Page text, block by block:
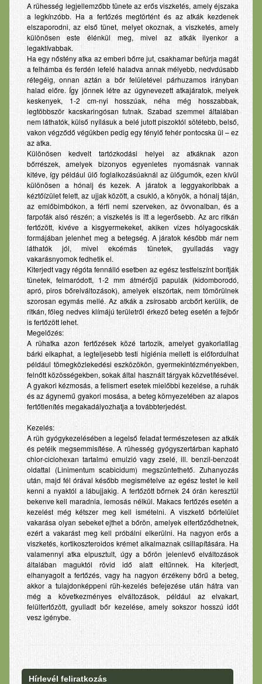
Elérhetőség
A rühesség legjellemzőbb tünete az erős viszketés, amely éjszaka
a legkínzóbb. Ha a fertőzés megtörtént és az atkák kezdenek
elszaporodni, az első tünet, melyet okoznak, a viszketés, amely
különösen este élénkül meg, mivel az atkák ilyenkor a
legaktívabbak.
Ha egy nőstény atka az emberi bőrre jut, csakhamar befúrja magát
a felhámba és ferdén lefelé haladva annak mélyebb, nedvdúsabb
rétegéig, onnan aztán a bőr felületével párhuzamos irányban
halad előre. Így jönnek létre az úgynevezett atkajáratok, melyek
keskenyek, 1-2 cm-nyi hosszúak, néha még hosszabbak,
legtöbbször kacskaringósan futnak. Szabad szemmel általában
nem láthatók, külső nyílásuk a belé jutott piszoktól sötétebb, belső,
vakon végződő végükben pedig egy fénylő fehér pontocska ül – ez
az atka.
Különösen kedvelt tartózkodási helyei az atkáknak azon
bőrrészek, amelyek bizonyos egyenletes nyomásnak vannak
kitéve, így például ülő foglalkozásúaknál az ülőgumók, ezen kívül
különösen a hónalj és kezek. A járatok a leggyakoribbak a
kéztőízület felett, az ujjak között, a csukló, a könyök, a hónalj táján,
az emlőbimbókon, a férfi nemi szerveken, az övvonalban, és a
farpofák alsó részén; a viszketés is itt a legerősebb. Az arc ritkán
fertőzött, kivéve a kisgyermekeket, akiken vizes hólyagocskák
formájában jelenhet meg a betegség. A járatok később már nem
láthatók jól, mivel ekcémás tünetek, gyulladás vagy
vakarásnyomok fedhetik el.
Kiterjedt vagy régóta fennálló esetben az egész testfelszínt borítják
tünetek, felmaródott, 1-2 mm átmérőjű papulák (kidomborodó,
apró, piros bőrelváltozások), amelyek elszórtak, nem tömörülnek
szorosan egymás mellé. Az atkák a zsírosabb arcbőrt kerülik, de
ritkán, főleg nedves klímájú területről érkező beteg esetén a fejbőr
is fertőzött lehet.
Megelőzés:
A rühatka azon fertőzések közé tartozik, amelyet gyakorlatilag
bárki elkaphat, a legteljesebb testi higiénia mellett is előfordulhat
például tömegközlekedési eszközökön, gyermekintézményekben,
felnőtt közösségekben, sokak által használt tárgyak közvetítésével.
A gyakori kézmosás, a felismert esetek mielőbbi kezelése, a ruhák
és az ágynemű gyakori mosása, a beteg környezetében az alapos
fertőtlenítés megakadályozhatja a továbbterjedést.
Kezelés:
A rüh gyógykezelésében a legelső feladat természetesen az atkák
és petéik megsemmisítése. A rühesség gyógyszertárban kapható
chlor-ciclohexan tartalmú emulzió vagy zselé, ill. benzil-benzoát
oldattal (Linimentum scabicidum) megszüntethető. Zuhanyozás
után, majd fél órával később megismételve az egész testet le kell
kenni a nyaktól a lábujjakig. A fertőzött bőrnek 24 órán keresztül
bekenve kell maradnia, lemosás nélkül. Makacs fertőzés esetén a
kezelést még kétszer meg kell ismételni. A viszkető bőrfelület
vakarása olyan sebeket ejthet a bőrön, amelyek elfertőződhetnek,
ezért a vakarást meg kell próbálni elkerülni. Ha nagyon erős a
viszketés, kortikoszteroidos krémet alkalmaznak csillapítására. Ha
valamennyi atka elpusztult, úgy a bőrön jelenlevő elváltozások
általában maguktól rövid idő alatt eltűnnek. Ha kiterjedt,
elhanyagolt a fertőzés, vagy ha nagyon érzékeny bőrű a beteg,
akkor a tulajdonképpeni rüh-kezelés befejezése után hátra van
még a következményes elváltozások, például az elvakart,
felülfertőzött, gyulladt bőr kezelése, amely sokszor hosszú időt
vesz igénybe.
Hírlevél feliratkozás